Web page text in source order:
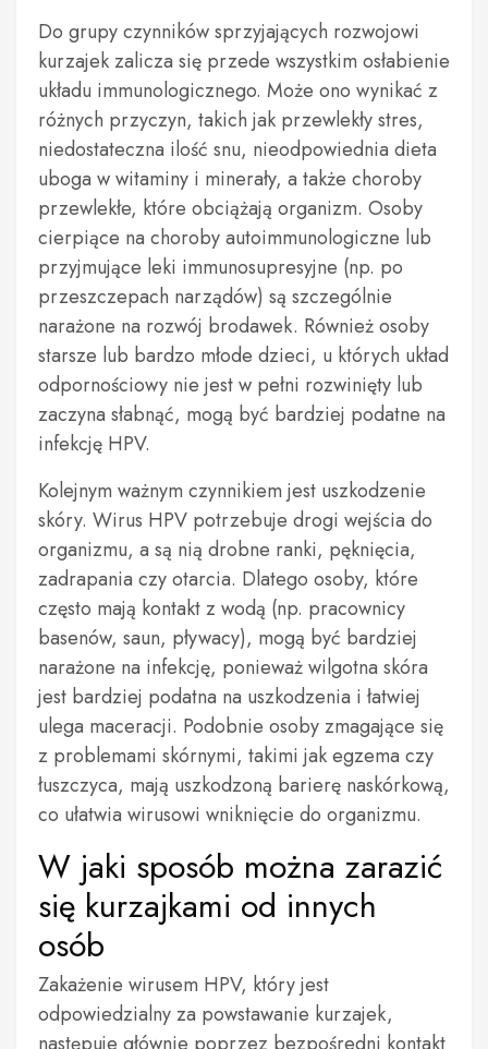
Do grupy czynników sprzyjających rozwojowi
kurzajek zalicza się przede wszystkim osłabienie
układu immunologicznego. Może ono wynikać z
różnych przyczyn, takich jak przewlekły stres,
niedostateczna ilość snu, nieodpowiednia dieta
uboga w witaminy i minerały, a także choroby
przewlekłe, które obciążają organizm. Osoby
cierpiące na choroby autoimmunologiczne lub
przyjmujące leki immunosupresyjne (np. po
przeszczepach narządów) są szczególnie
narażone na rozwój brodawek. Również osoby
starsze lub bardzo młode dzieci, u których układ
odpornościowy nie jest w pełni rozwinięty lub
zaczyna słabnąć, mogą być bardziej podatne na
infekcję HPV.
Kolejnym ważnym czynnikiem jest uszkodzenie
skóry. Wirus HPV potrzebuje drogi wejścia do
organizmu, a są nią drobne ranki, pęknięcia,
zadrapania czy otarcia. Dlatego osoby, które
często mają kontakt z wodą (np. pracownicy
basenów, saun, pływacy), mogą być bardziej
narażone na infekcję, ponieważ wilgotna skóra
jest bardziej podatna na uszkodzenia i łatwiej
ulega maceracji. Podobnie osoby zmagające się
z problemami skórnymi, takimi jak egzema czy
łuszczyca, mają uszkodzoną barierę naskórkową,
co ułatwia wirusowi wniknięcie do organizmu.
W jaki sposób można zarazić
się kurzajkami od innych
osób
Zakażenie wirusem HPV, który jest
odpowiedzialny za powstawanie kurzajek,